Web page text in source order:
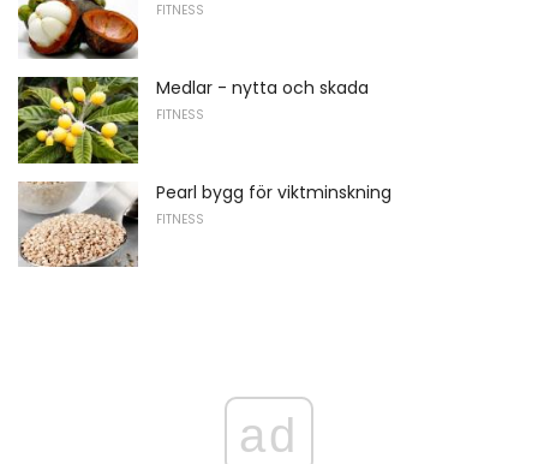
FITNESS
Medlar - nytta och skada
FITNESS
Pearl bygg för viktminskning
FITNESS
ad